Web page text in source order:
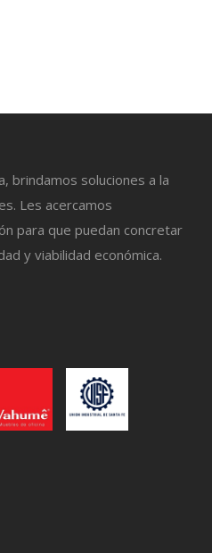
brindamos soluciones a la
Les acercamos
para que puedan concretar
y viabilidad económica.